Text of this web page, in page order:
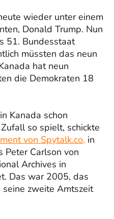
wieder unter einem
Donald Trump. Nun
51. Bundesstaat
müssten das neun
hat neun
die Demokraten 18
Kanada schon
so spielt, schickte
von Spytalk.co, in
Peter Carlson von
Archives in
Das war 2005, das
seine zweite Amtszeit